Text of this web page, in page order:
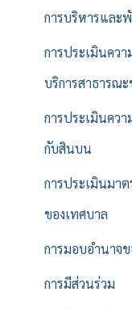
การบริหารและ
การประเมินคว
บริการสาธารณะ
การประเมินควา
กับสินบน
การประเมินมา
ของเทศบาล
การมอบอำนาจ
การมีส่วนร่วม